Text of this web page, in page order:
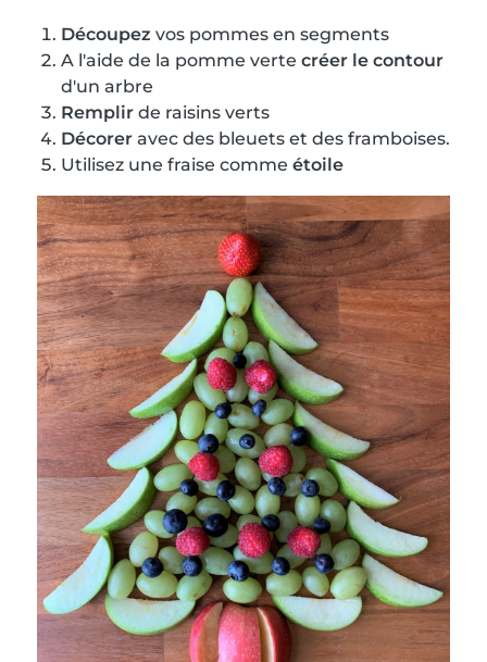
Découpez vos pommes en segments
A l'aide de la pomme verte créer le contour
d'un arbre
Remplir de raisins verts
Décorer avec des bleuets et des framboises.
Utilisez une fraise comme étoile